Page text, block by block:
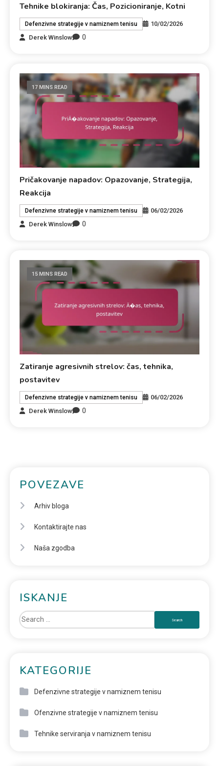
Tehnike blokiranja: Čas, Pozicioniranje, Kotni
Defenzivne strategije v namiznem tenisu
10/02/2026
Derek Winslow
0
17 MINS READ
Pričakovanje napadov: Opazovanje, Strategija,
Reakcija
Defenzivne strategije v namiznem tenisu
06/02/2026
Derek Winslow
0
15 MINS READ
Zatiranje agresivnih strelov: čas, tehnika,
postavitev
Defenzivne strategije v namiznem tenisu
06/02/2026
Derek Winslow
0
POVEZAVE
Arhiv bloga
Kontaktirajte nas
Naša zgodba
ISKANJE
KATEGORIJE
Defenzivne strategije v namiznem tenisu
Ofenzivne strategije v namiznem tenisu
Tehnike serviranja v namiznem tenisu